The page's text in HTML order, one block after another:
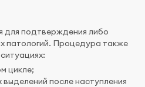
для подтверждения либо
патологий. Процедура также
цикле;
выделений после наступления